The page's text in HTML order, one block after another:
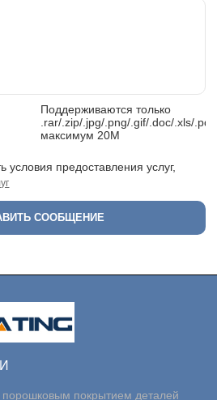
Поддерживаются только
.rar/.zip/.jpg/.png/.gif/.doc/.xls/.pdf,
максимум 20M
условия предоставления услуг,
СООБЩЕНИЕ
порошковым покрытием деталей